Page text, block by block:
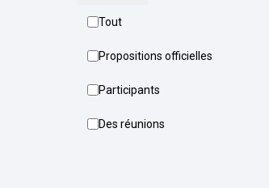
Tout
Propositions officielles
Participants
Des réunions